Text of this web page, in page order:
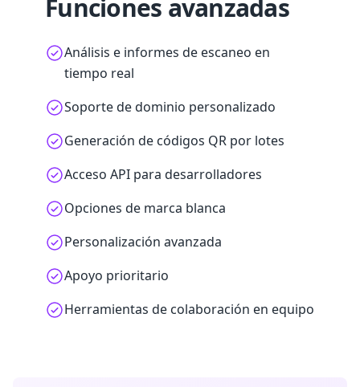
Funciones avanzadas
Análisis e informes de escaneo en
tiempo real
Soporte de dominio personalizado
Generación de códigos QR por lotes
Acceso API para desarrolladores
Opciones de marca blanca
Personalización avanzada
Apoyo prioritario
Herramientas de colaboración en equipo